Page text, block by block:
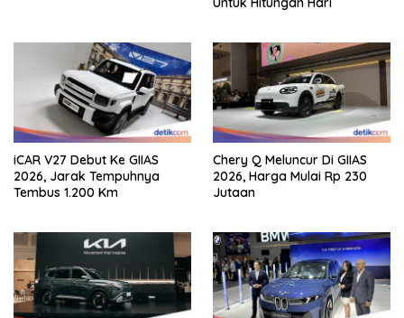
iCAR V27 Debut Ke GIIAS
2026, Jarak Tempuhnya
Tembus 1.200 Km
Chery Q Meluncur Di GIIAS
2026, Harga Mulai Rp 230
Jutaan